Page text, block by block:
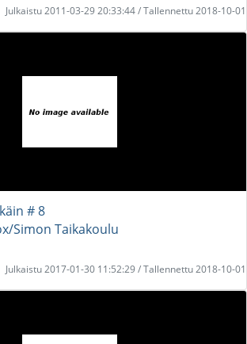
Julkaistu 2011-03-29 20:33:44 / Tallennettu 2018-10-01
# 8
Simon Taikakoulu
Julkaistu 2017-01-30 11:52:29 / Tallennettu 2018-10-01